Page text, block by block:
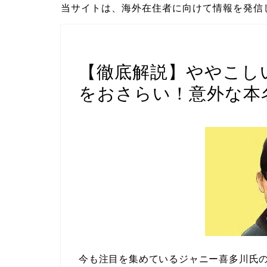
当サイトは、海外在住者に向けて情報を発信
【徹底解説】ややこ
をおさらい！意外な本
今も注目を集めているジャニー喜多川氏